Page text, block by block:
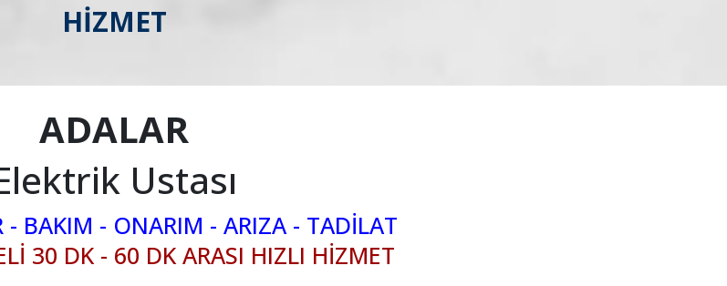
HİZMET
ADALAR
Ustası
- BAKIM - ONARIM - ARIZA - TADİLAT
30 DK - 60 DK ARASI HIZLI HİZMET